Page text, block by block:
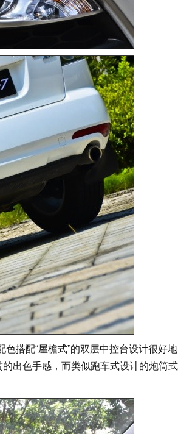
搭配“屋檐式”的双层中控台设计很好
出色手感，而类似跑车式设计的炮筒